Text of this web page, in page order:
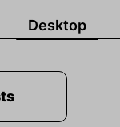
Desktop